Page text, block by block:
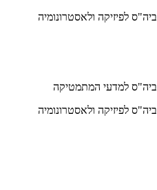
ביה"ס לפיזיקה ולאסטרונומיה
ביה"ס למדעי המתמטיקה
ביה"ס לפיזיקה ולאסטרונומיה